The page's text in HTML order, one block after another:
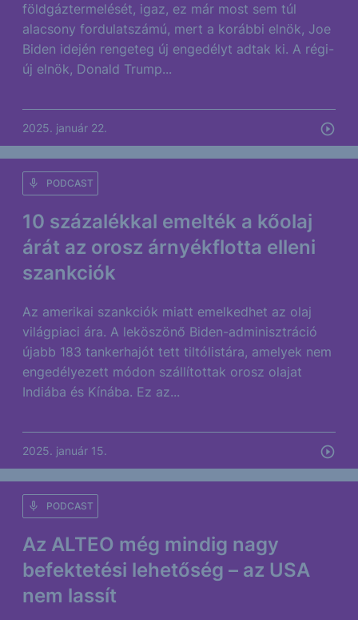
földgáztermelését, igaz, ez már most sem túl
alacsony fordulatszámú, mert a korábbi elnök, Joe
Biden idején rengeteg új engedélyt adtak ki. A régi-
új elnök, Donald Trump...
2025. január 22.
10 százalékkal emelték a kőolaj
árát az orosz árnyékflotta elleni
szankciók
PODCAST
Az amerikai szankciók miatt emelkedhet az olaj
világpiaci ára. A leköszönő Biden-adminisztráció
újabb 183 tankerhajót tett tiltólistára, amelyek nem
engedélyezett módon szállítottak orosz olajat
Indiába és Kínába. Ez az...
2025. január 15.
Az ALTEO még mindig nagy
befektetési lehetőség – az USA
nem lassít
PODCAST